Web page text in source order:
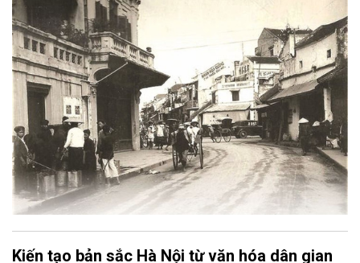
đồng dân cư Thăng Long - Hà Nội. Một trong những điểm nổi
bật của quá trình kiến tạo này là sự gắn bó mật thiết giữa
“phường” với tư cách là đơn vị hành chính đô thị và “phường”
với tư cách là một tổ chức nghề nghiệp và “phố” là nơi buôn
bán của cư dân đô thị. Trải qua thời gian, dấu ấn đậm nét của
những phường nghề Thăng Long xưa vẫn được lưu lại ở các
ngôi đình thờ tổ nghề ngay trong vùng lõi của Thủ đô, được gọi
là khu phố cổ.
Kiến tạo bản sắc Hà Nội từ văn hóa dân gian